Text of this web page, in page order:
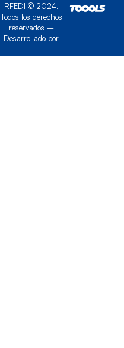
RFEDI © 2024.
Todos los derechos
reservados –
Desarrollado por